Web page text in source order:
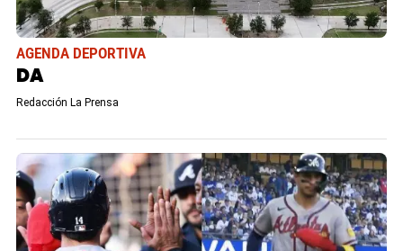
AGENDA DEPORTIVA
DA
Redacción La Prensa